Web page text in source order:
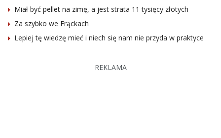
Miał być pellet na zimę, a jest strata 11 tysięcy złotych
Za szybko we Frąckach
Lepiej tę wiedzę mieć i niech się nam nie przyda w praktyce
REKLAMA